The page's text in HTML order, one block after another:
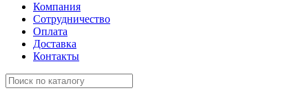
Компания
Сотрудничество
Оплата
Доставка
Контакты